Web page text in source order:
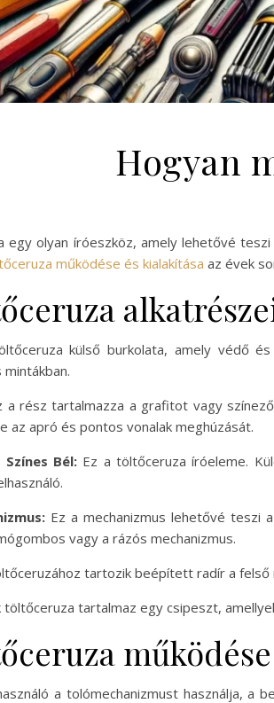
Hogyan
egy olyan íróeszköz, amely lehetővé
működése és kialakítása az évek
külső burkolata, amely védő
a rész tartalmazza a grafitot vagy
az apró és pontos vonalak meghúzását.
Bél: Ez a töltőceruza íróeleme.
Ez a mechanizmus lehetővé teszi
vagy a rázós mechanizmus.
tartozik beépített radír a
töltőceruza tartalmaz egy csipeszt,
a tolómechanizmust használja,